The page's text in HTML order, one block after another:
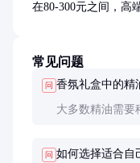
在80-300元之间，高
常见问题
问 香氛礼盒中的精
大多数精油需要
问 如何选择适合自